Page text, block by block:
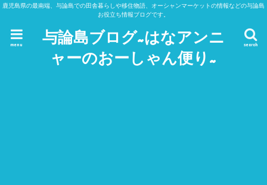
鹿児島県の最南端、与論島での田舎暮らしや移住物語、オーシャンマーケットの情報などの与論島
お役立ち情報ブログです。
与論島ブログ~はなアンニ
ャーのおーしゃん便り~
search
menu